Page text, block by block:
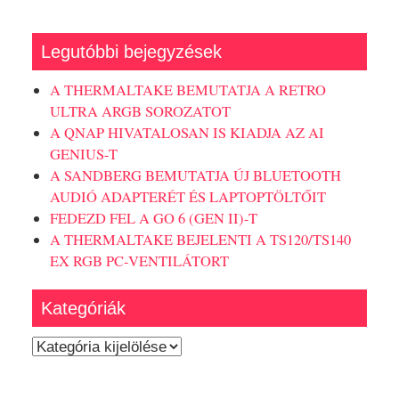
Legutóbbi bejegyzések
A THERMALTAKE BEMUTATJA A RETRO
ULTRA ARGB SOROZATOT
A QNAP HIVATALOSAN IS KIADJA AZ AI
GENIUS-T
A SANDBERG BEMUTATJA ÚJ BLUETOOTH
AUDIÓ ADAPTERÉT ÉS LAPTOPTÖLTŐIT
FEDEZD FEL A GO 6 (GEN II)-T
A THERMALTAKE BEJELENTI A TS120/TS140
EX RGB PC-VENTILÁTORT
Kategóriák
Kategóriák